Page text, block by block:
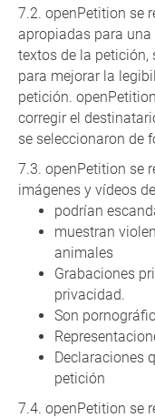
openPetition se
apropiadas para
textos de la petición,
para mejorar la
petición.
corregir el
se seleccionaron de
openPetition se
imágenes y vídeos
podrían
muestran
animales
Grabaciones
privacidad.
Son
Declaraciones
petición
openPetition se